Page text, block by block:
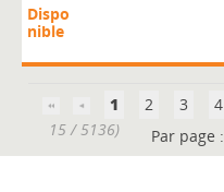
Dispo
nible
1 2 3 4
15 / 5136)
Par page :